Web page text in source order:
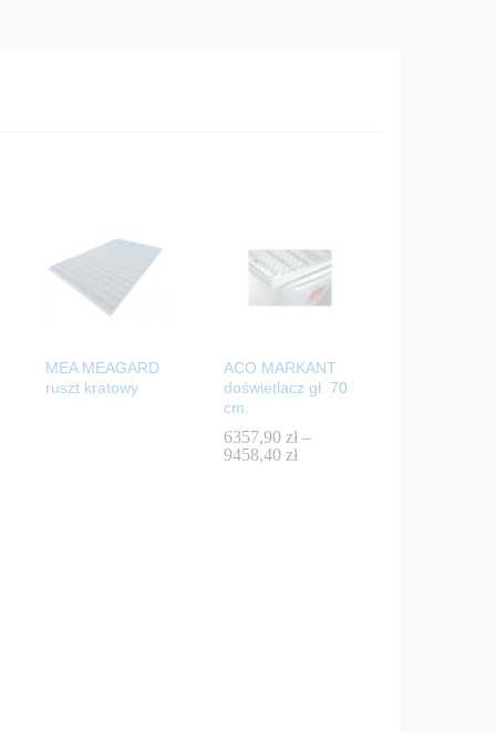
MEA MEAGARD
ruszt kratowy
ACO MARKANT
doświetlacz gł. 70
cm.
6357,90 zł –
9458,40 zł
6357,90 zł
9458,40 zł